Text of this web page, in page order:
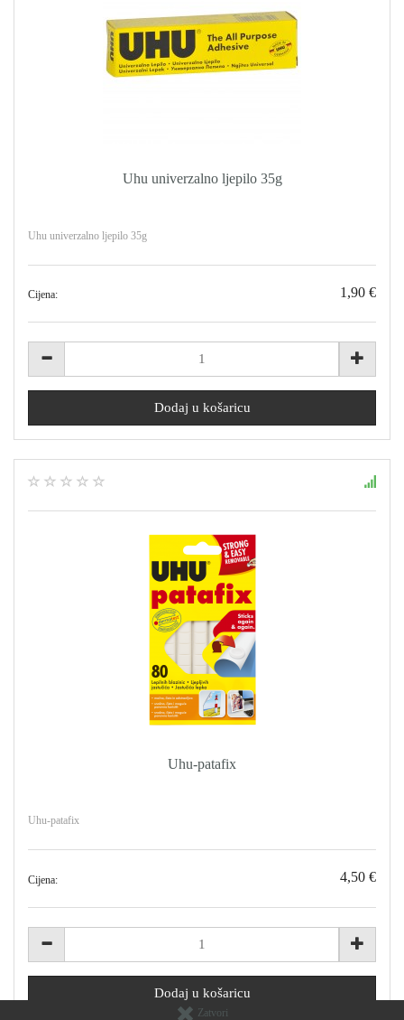
Uhu univerzalno ljepilo 35g
Uhu univerzalno ljepilo 35g
Cijena: 1,90 €
Uhu-patafix
Uhu-patafix
Cijena: 4,50 €
Zatvori